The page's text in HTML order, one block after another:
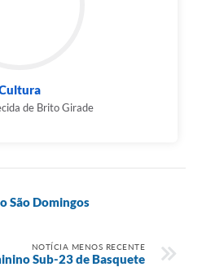
de Brito Girade
São Domingos
NOTÍCIA MENOS RECENTE
Sub-23 de Basquete